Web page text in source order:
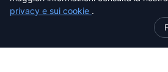
Livorno
Pisa
privacy e sui cookie .